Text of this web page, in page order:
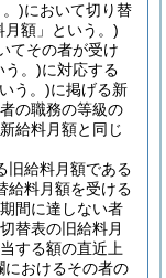
)において切り替
額」という。)
てその者が受け
う。)に対応する
う。)に掲げる新
の職務の等級の
給料月額と同じ
旧給料月額である
給料月額を受ける
間に達しない者
替表の旧給料月
する額の直近上
おけるその者の